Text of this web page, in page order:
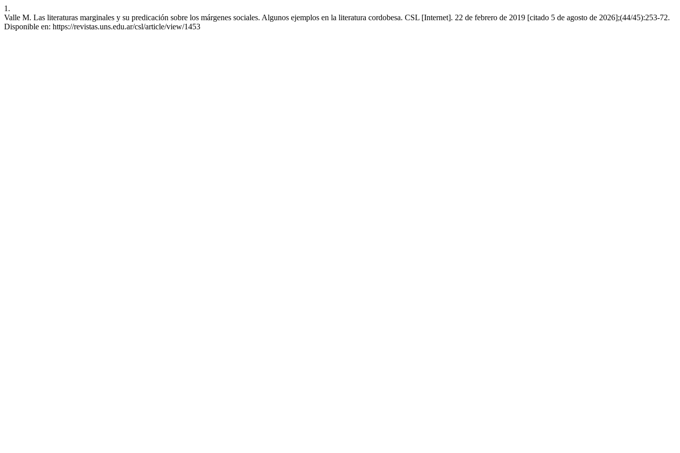
1.
Valle M. Las literaturas marginales y su predicación sobre los márgenes sociales. Algunos ejemplos en la literatura cordobesa. CSL [Internet]. 22 de febrero de 2019 [citado 5 de agosto de 2026];(44/45):253-72.
Disponible en: https://revistas.uns.edu.ar/csl/article/view/1453